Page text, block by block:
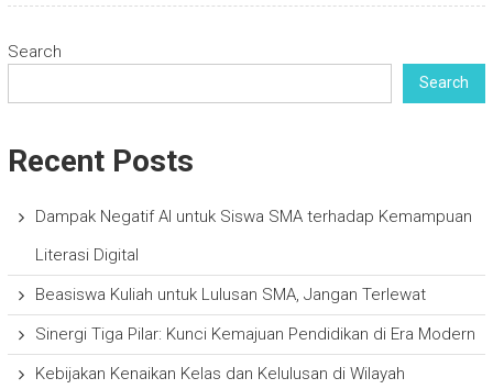
Search
Search
Recent Posts
Dampak Negatif AI untuk Siswa SMA terhadap Kemampuan
Literasi Digital
Beasiswa Kuliah untuk Lulusan SMA, Jangan Terlewat
Sinergi Tiga Pilar: Kunci Kemajuan Pendidikan di Era Modern
Kebijakan Kenaikan Kelas dan Kelulusan di Wilayah